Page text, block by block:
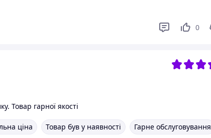
0
Товар гарної якості
ціна Товар був у наявності Гарне обслуговування